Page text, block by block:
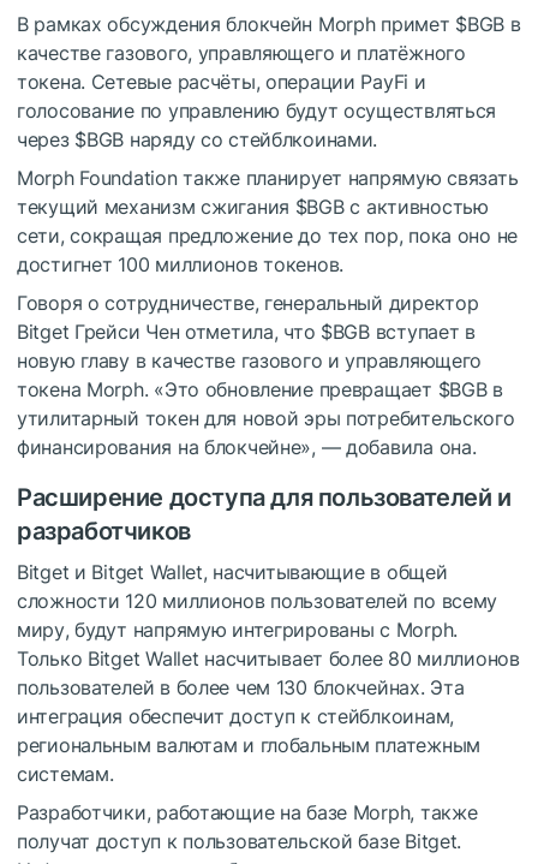
В рамках обсуждения блокчейн Morph примет $BGB в
качестве газового, управляющего и платёжного
токена. Сетевые расчёты, операции PayFi и
голосование по управлению будут осуществляться
через $BGB наряду со стейблкоинами.
Morph Foundation также планирует напрямую связать
текущий механизм сжигания $BGBс активностью
сети, сокращая предложение до тех пор, пока оно не
достигнет 100 миллионов токенов.
Говоря о сотрудничестве, генеральный директор
Bitget Грейси Чен отметила, что $BGBвступает в
новую главу в качестве газового и управляющего
токена Morph. «Это обновление превращает $BGBв
утилитарный токен для новой эры потребительского
финансирования на блокчейне», — добавила она.
Расширение доступа для пользователей и
разработчиков
Bitget и Bitget Wallet, насчитывающие в общей
сложности 120 миллионов пользователей по всему
миру, будут напрямую интегрированы с Morph.
Только Bitget Wallet насчитывает более 80 миллионов
пользователей в более чем 130 блокчейнах. Эта
интеграция обеспечит доступ к стейблкоинам,
региональным валютам и глобальным платежным
системам.
Разработчики, работающие на базе Morph, также
получат доступ к пользовательской базе Bitget.